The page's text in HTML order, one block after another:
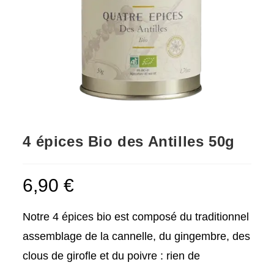
4 épices Bio des Antilles 50g
6,90€
Notre 4 épices bio est composé du traditionnel
assemblage de la cannelle, du gingembre, des
clous de girofle et du poivre : rien de